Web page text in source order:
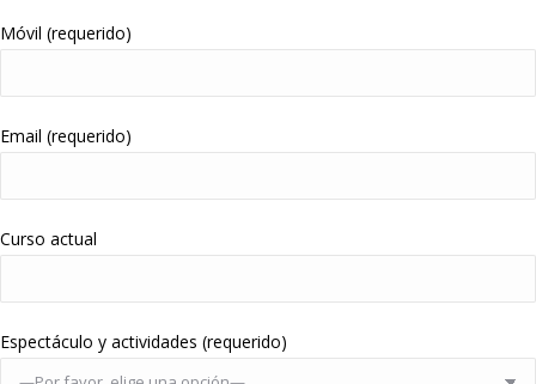
Móvil (requerido)
Email (requerido)
Curso actual
Espectáculo y actividades (requerido)